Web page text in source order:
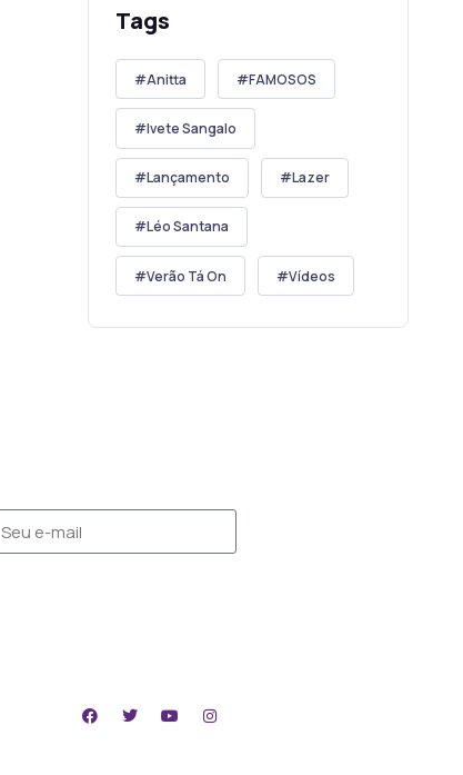
Tags
Anitta FAMOSOS
Ivete Sangalo
Lançamento Lazer
Léo Santana
Verão Tá On Vídeos